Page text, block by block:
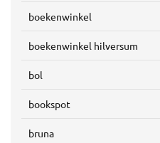
boekenwinkel
boekenwinkel hilversum
bol
bookspot
bruna